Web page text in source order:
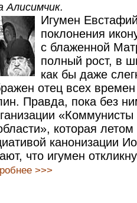
Алисимчик.
Игумен
поклонения
с блаженной
полный рост, в
как бы даже
отец всех
Правда, пока без
«Коммунисты
которая
канонизации
что игумен
>>>